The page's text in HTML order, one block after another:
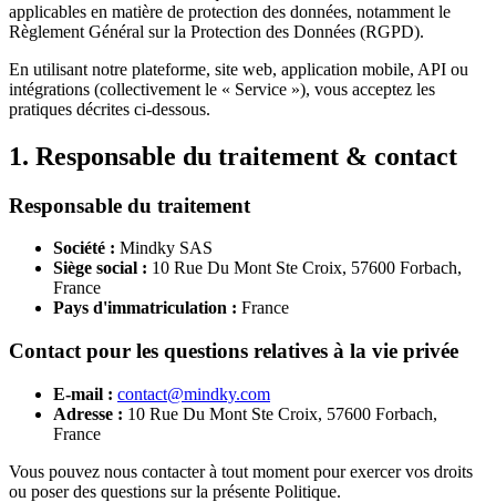
applicables en matière de protection des données, notamment le
Règlement Général sur la Protection des Données (RGPD).
En utilisant notre plateforme, site web, application mobile, API ou
intégrations (collectivement le « Service »), vous acceptez les
pratiques décrites ci-dessous.
1. Responsable du traitement & contact
Responsable du traitement
Société : Mindky SAS
Siège social : 10 Rue Du Mont Ste Croix, 57600 Forbach,
France
Pays d'immatriculation : France
Contact pour les questions relatives à la vie privée
E-mail : contact@mindky.com
Adresse : 10 Rue Du Mont Ste Croix, 57600 Forbach,
France
Vous pouvez nous contacter à tout moment pour exercer vos droits
ou poser des questions sur la présente Politique.